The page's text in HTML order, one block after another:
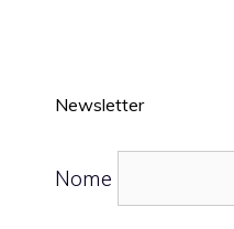
Newsletter
Nome